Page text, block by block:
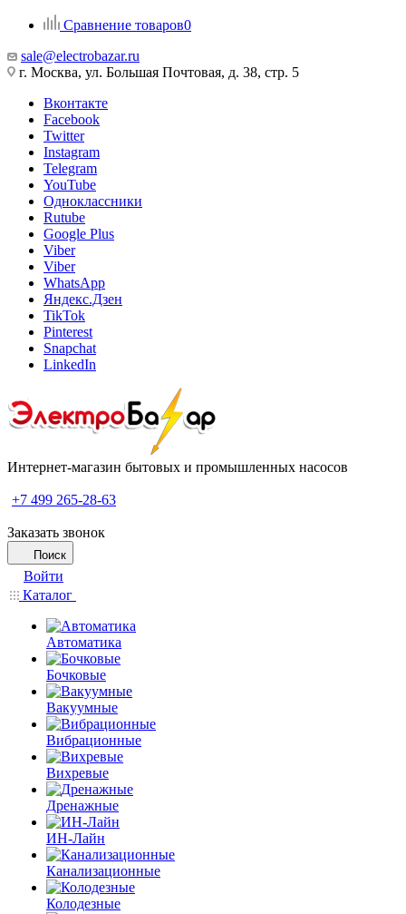
Сравнение товаров0
sale@electrobazar.ru
г. Москва, ул. Большая Почтовая, д. 38, стр. 5
Вконтакте
Facebook
Twitter
Instagram
Telegram
YouTube
Одноклассники
Rutube
Google Plus
Viber
Viber
WhatsApp
Яндекс.Дзен
TikTok
Pinterest
Snapchat
LinkedIn
Интернет-магазин бытовых и промышленных насосов
+7 499 265-28-63
Заказать звонок
Поиск
Войти
Каталог
Автоматика
Бочковые
Вакуумные
Вибрационные
Вихревые
Дренажные
ИН-Лайн
Канализационные
Колодезные